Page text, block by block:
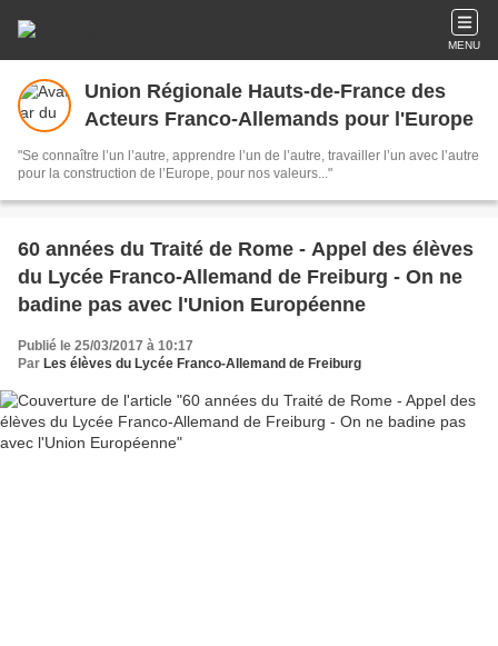
MENU
Union Régionale Hauts-de-France des
Acteurs Franco-Allemands pour l'Europe
"Se connaître l’un l’autre, apprendre l’un de l’autre, travailler l’un avec l’autre
pour la construction de l’Europe, pour nos valeurs..."
60 années du Traité de Rome - Appel des élèves
du Lycée Franco-Allemand de Freiburg - On ne
badine pas avec l'Union Européenne
Publié le 25/03/2017 à 10:17
Par Les élèves du Lycée Franco-Allemand de Freiburg